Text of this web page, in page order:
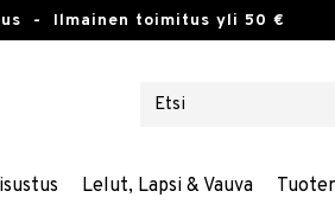
- Ilmainen toimitus yli 50 €
Lelut, Lapsi & Vauva